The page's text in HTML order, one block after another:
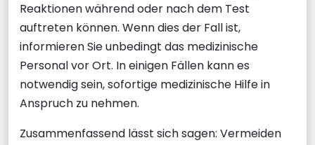
Reaktionen während oder nach dem Test
auftreten können. Wenn dies der Fall ist,
informieren Sie unbedingt das medizinische
Personal vor Ort. In einigen Fällen kann es
notwendig sein, sofortige medizinische Hilfe in
Anspruch zu nehmen.
Zusammenfassend lässt sich sagen: Vermeiden